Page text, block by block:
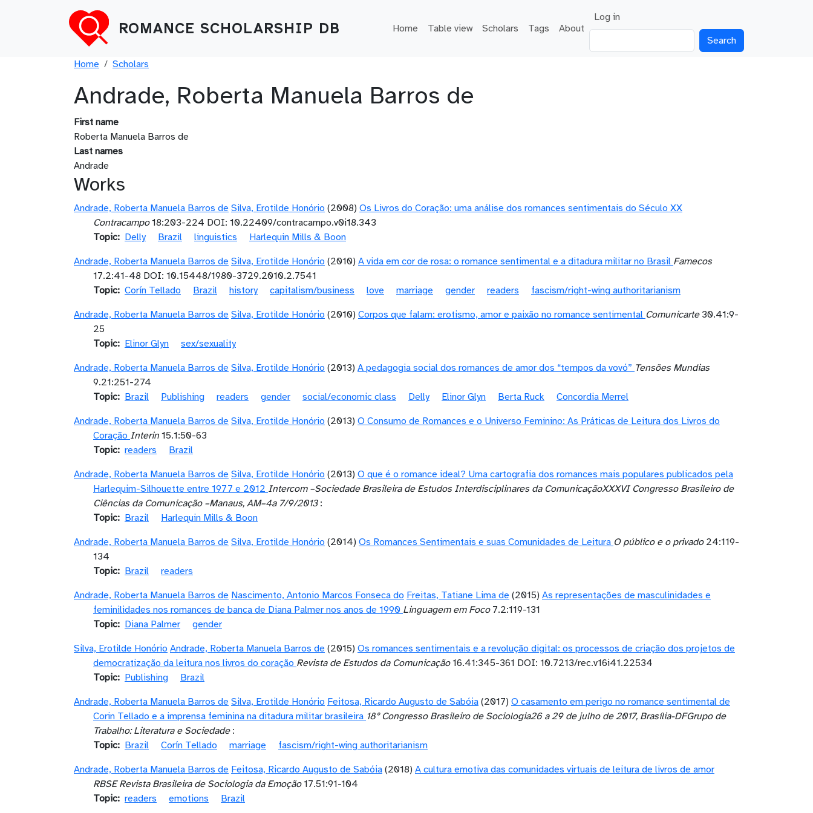
ROMANCE SCHOLARSHIP DB Main navigation
Home Table view Scholars Tags About
User account menu
Log in
Breadcrumb
Home Scholars
Andrade, Roberta Manuela Barros de
First name
Roberta Manuela Barros de
Last names
Andrade
Works
Andrade, Roberta Manuela Barros de Silva, Erotilde Honório (2008) Os Livros do Coração: uma análise dos romances sentimentais do Século XX
Contracampo18:203-224 DOI: 10.22409/contracampo.v0i18.343
Topic
Delly Brazil linguistics
Harlequin Mills & Boon
Andrade, Roberta Manuela Barros de Silva, Erotilde Honório (2010) A vida em cor de rosa: o romance sentimental e a ditadura militar no Brasil Famecos
17.2:41-48 DOI: 10.15448/1980-3729.2010.2.7541
Topic Corín Tellado Brazil history capitalism/business love marriage gender readers
fascism/right-wing authoritarianism
Andrade, Roberta Manuela Barros de Silva, Erotilde Honório (2010) Corpos que falam: erotismo, amor e paixão no romance sentimental Comunicarte30.41:9-
25
Topic
Elinor Glyn
sex/sexuality
Andrade, Roberta Manuela Barros de Silva, Erotilde Honório (2013) A pedagogia social dos romances de amor dos “tempos da vovó” Tensões Mundias
9.21:251-274
Topic
Brazil Publishing readers gender social/economic class Delly Elinor Glyn Berta Ruck
Concordia Merrel
Andrade, Roberta Manuela Barros de Silva, Erotilde Honório (2013) O Consumo de Romances e o Universo Feminino: As Práticas de Leitura dos Livros do
Coração Interin 15.1:50-63
Topic readers
Brazil
Andrade, Roberta Manuela Barros de Silva, Erotilde Honório (2013) O que é o romance ideal? Uma cartografia dos romances mais populares publicados pela
Harlequim-Silhouette entre 1977 e 2012 Intercom –Sociedade Brasileira de Estudos Interdisciplinares da ComunicaçãoXXXVI Congresso Brasileiro de
Ciências da Comunicação –Manaus, AM–4a 7/9/2013:
Topic
Brazil
Harlequin Mills & Boon
Andrade, Roberta Manuela Barros de Silva, Erotilde Honório (2014) Os Romances Sentimentais e suas Comunidades de Leitura O público e o privado24:119-
134
Topic
Brazil
readers
Andrade, Roberta Manuela Barros de Nascimento, Antonio Marcos Fonseca do Freitas, Tatiane Lima de (2015) As representações de masculinidades e
feminilidades nos romances de banca de Diana Palmer nos anos de 1990 Linguagem em Foco7.2:119-131
Topic
Diana Palmer
gender
Silva, Erotilde Honório Andrade, Roberta Manuela Barros de (2015) Os romances sentimentais e a revolução digital: os processos de criação dos projetos de
democratização da leitura nos livros do coração Revista de Estudos da Comunicação16.41:345-361 DOI: 10.7213/rec.v16i41.22534
Topic
Publishing
Brazil
Andrade, Roberta Manuela Barros de Silva, Erotilde Honório Feitosa, Ricardo Augusto de Sabóia (2017) O casamento em perigo no romance sentimental de
Corin Tellado e a imprensa feminina na ditadura militar brasileira 18º Congresso Brasileiro de Sociologia26 a 29 de julho de 2017, Brasília-DFGrupo de
Trabalho: Literatura e Sociedade:
Topic
Brazil Corín Tellado marriage
fascism/right-wing authoritarianism
Andrade, Roberta Manuela Barros de Feitosa, Ricardo Augusto de Sabóia (2018) A cultura emotiva das comunidades virtuais de leitura de livros de amor
RBSE Revista Brasileira de Sociologia da Emoção17.51:91-104
Topic readers emotions Brazil